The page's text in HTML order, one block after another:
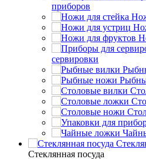
приборов
сервировки
Стеклянная посуда